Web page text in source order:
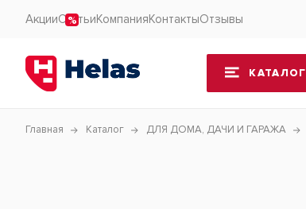
АкцииСтатьиКомпанияКонтактыОтзывы
КАТАЛОГ
Главная Каталог ДЛЯ ДОМА, ДАЧИ И ГАРАЖА